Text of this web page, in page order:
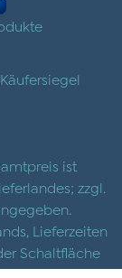
ist
zzgl.
Lieferzeiten
Schaltfläche